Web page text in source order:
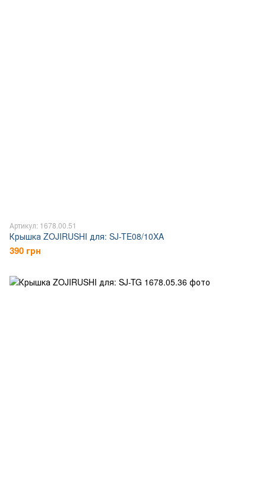
Артикул: 1678.00.51
Крышка ZOJIRUSHI для: SJ-TE08/10XA
390 грн